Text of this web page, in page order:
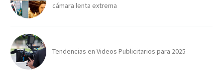
cámara lenta extrema
Tendencias en Videos Publicitarios para 2025